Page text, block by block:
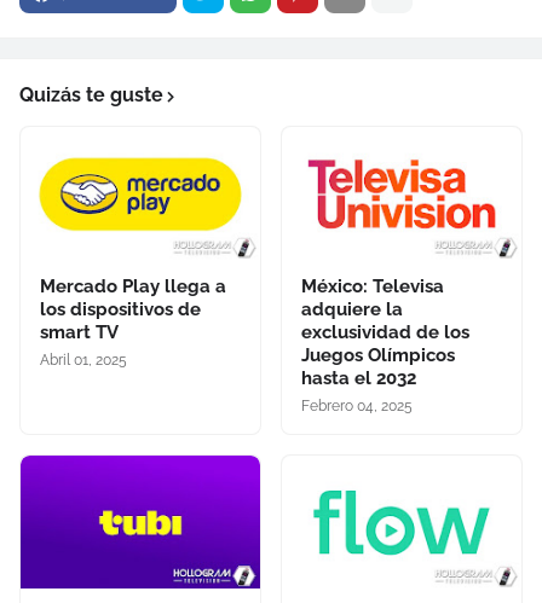
Quizás te guste
Mercado Play llega a
los dispositivos de
smart TV
Abril 01, 2025
México: Televisa
adquiere la
exclusividad de los
Juegos Olímpicos
hasta el 2032
Febrero 04, 2025